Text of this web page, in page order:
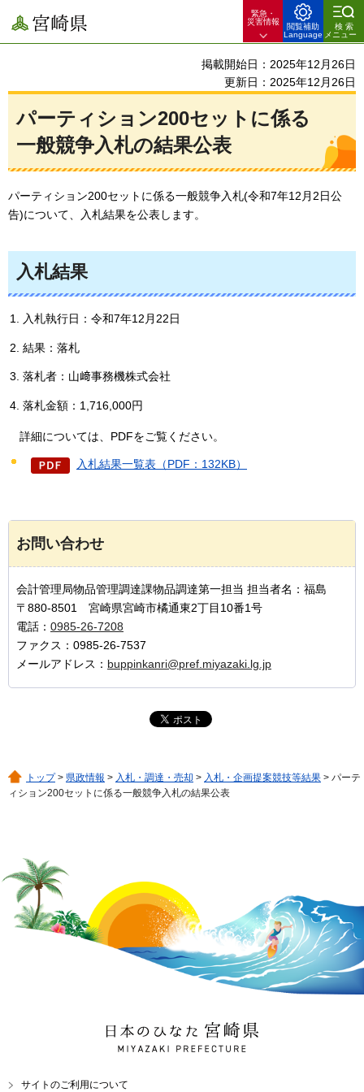
宮崎県
緊急・
災害情報
閲覧補助
Language
検索
メニュー
掲載開始日：2025年12月26日
更新日：2025年12月26日
パーティション200セットに係る
一般競争入札の結果公表
パーティション200セットに係る一般競争入札(令和7年12月2日公
告)について、入札結果を公表します。
入札結果
入札執行日：令和7年12月22日
結果：落札
落札者：山﨑事務機株式会社
落札金額：1,716,000円
詳細については、PDFをご覧ください。
入札結果一覧表（PDF：132KB）
お問い合わせ
会計管理局物品管理調達課物品調達第一担当 担当者名：福島
〒880-8501 宮崎県宮崎市橘通東2丁目10番1号
電話： 0985-26-7208
ファクス：0985-26-7537
メールアドレス： buppinkanri@pref.miyazaki.lg.jp
トップ> 県政情報 > 入札・調達・売却 > 入札・企画提案競技等結果 > パーテ
ィション200セットに係る一般競争入札の結果公表
日本のひなた 宮崎県
MIYAZAKI PREFECTURE
サイトのご利用について